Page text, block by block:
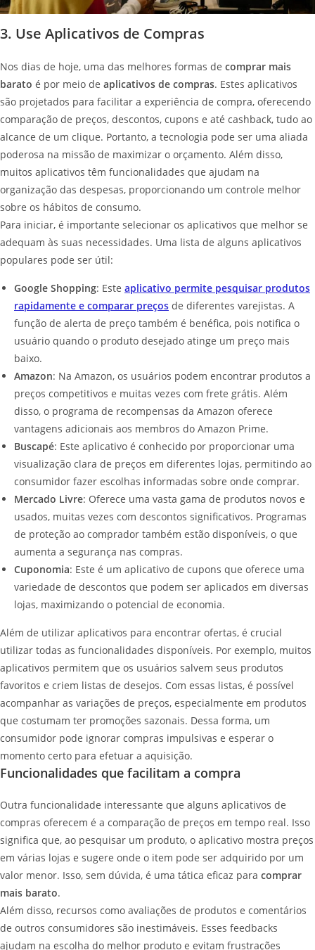
3. Use Aplicativos de Compras
Nos dias de hoje, uma das melhores formas de comprar mais
barato é por meio de aplicativos de compras. Estes aplicativos
são projetados para facilitar a experiência de compra, oferecendo
comparação de preços, descontos, cupons e até cashback, tudo ao
alcance de um clique. Portanto, a tecnologia pode ser uma aliada
poderosa na missão de maximizar o orçamento. Além disso,
muitos aplicativos têm funcionalidades que ajudam na
organização das despesas, proporcionando um controle melhor
sobre os hábitos de consumo.
Para iniciar, é importante selecionar os aplicativos que melhor se
adequam às suas necessidades. Uma lista de alguns aplicativos
populares pode ser útil:
Google Shopping: Este aplicativo permite pesquisar produtos
rapidamente e comparar preços de diferentes varejistas. A
função de alerta de preço também é benéfica, pois notifica o
usuário quando o produto desejado atinge um preço mais
baixo.
Amazon: Na Amazon, os usuários podem encontrar produtos a
preços competitivos e muitas vezes com frete grátis. Além
disso, o programa de recompensas da Amazon oferece
vantagens adicionais aos membros do Amazon Prime.
Buscapé: Este aplicativo é conhecido por proporcionar uma
visualização clara de preços em diferentes lojas, permitindo ao
consumidor fazer escolhas informadas sobre onde comprar.
Mercado Livre: Oferece uma vasta gama de produtos novos e
usados, muitas vezes com descontos significativos. Programas
de proteção ao comprador também estão disponíveis, o que
aumenta a segurança nas compras.
Cuponomia: Este é um aplicativo de cupons que oferece uma
variedade de descontos que podem ser aplicados em diversas
lojas, maximizando o potencial de economia.
Além de utilizar aplicativos para encontrar ofertas, é crucial
utilizar todas as funcionalidades disponíveis. Por exemplo, muitos
aplicativos permitem que os usuários salvem seus produtos
favoritos e criem listas de desejos. Com essas listas, é possível
acompanhar as variações de preços, especialmente em produtos
que costumam ter promoções sazonais. Dessa forma, um
consumidor pode ignorar compras impulsivas e esperar o
momento certo para efetuar a aquisição.
Funcionalidades que facilitam a compra
Outra funcionalidade interessante que alguns aplicativos de
compras oferecem é a comparação de preços em tempo real. Isso
significa que, ao pesquisar um produto, o aplicativo mostra preços
em várias lojas e sugere onde o item pode ser adquirido por um
valor menor. Isso, sem dúvida, é uma tática eficaz para comprar
mais barato.
Além disso, recursos como avaliações de produtos e comentários
de outros consumidores são inestimáveis. Esses feedbacks
ajudam na escolha do melhor produto e evitam frustrações